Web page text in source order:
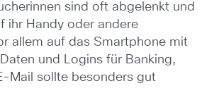
sind oft abgelenkt und
ihr Handy oder andere
allem auf das Smartphone mit
und Logins für Banking,
Mail sollte besonders gut